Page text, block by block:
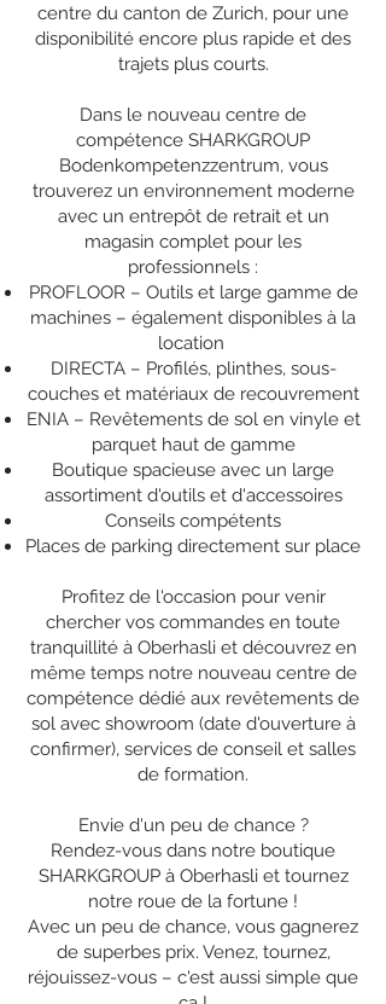
centre du canton de Zurich, pour une
disponibilité encore plus rapide et des
trajets plus courts.
Dans le nouveau centre de
compétence SHARKGROUP
Bodenkompetenzzentrum, vous
trouverez un environnement moderne
avec un entrepôt de retrait et un
magasin complet pour les
professionnels :
PROFLOOR – Outils et large gamme de
machines – également disponibles à la
location
DIRECTA – Profilés, plinthes, sous-
couches et matériaux de recouvrement
ENIA – Revêtements de sol en vinyle et
parquet haut de gamme
Boutique spacieuse avec un large
assortiment d'outils et d'accessoires
Conseils compétents
Places de parking directement sur place
Profitez de l'occasion pour venir
chercher vos commandes en toute
tranquillité à Oberhasli et découvrez en
même temps notre nouveau centre de
compétence dédié aux revêtements de
sol avec showroom (date d'ouverture à
confirmer), services de conseil et salles
de formation.
Envie d'un peu de chance ?
Rendez-vous dans notre boutique
SHARKGROUP à Oberhasli et tournez
notre roue de la fortune !
Avec un peu de chance, vous gagnerez
de superbes prix. Venez, tournez,
réjouissez-vous – c'est aussi simple que